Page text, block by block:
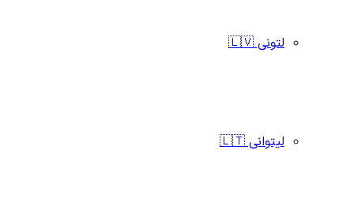
لتونی 🇱🇻
لیتوانی 🇱🇹